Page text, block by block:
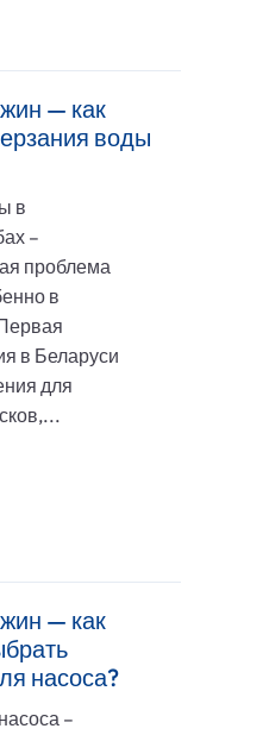
— как
воды
в
–
проблема
в
в Беларуси
для
— как
насоса?
–